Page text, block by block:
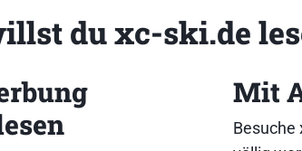
14
du xc-ski.de
Mit
Besuche